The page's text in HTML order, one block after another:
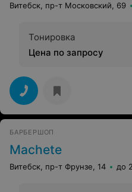
Витебск, пр-т Московский, 69
Тонировка
Цена по запросу
БАРБЕРШОП
Machete
Витебск, пр-т Фрунзе, 14 до